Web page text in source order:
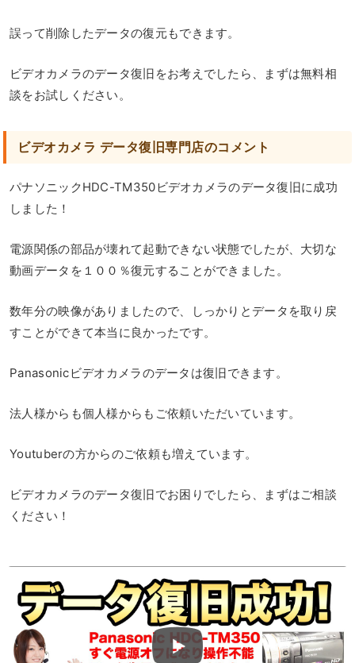
誤って削除したデータの復元もできます。
ビデオカメラのデータ復旧をお考えでしたら、まずは無料相
談をお試しください。
ビデオカメラ データ復旧専門店のコメント
パナソニックHDC-TM350ビデオカメラのデータ復旧に成功
しました！
電源関係の部品が壊れて起動できない状態でしたが、大切な
動画データを１００％復元することができました。
数年分の映像がありましたので、しっかりとデータを取り戻
すことができて本当に良かったです。
Panasonicビデオカメラのデータは復旧できます。
法人様からも個人様からもご依頼いただいています。
Youtuberの方からのご依頼も増えています。
ビデオカメラのデータ復旧でお困りでしたら、まずはご相談
ください！